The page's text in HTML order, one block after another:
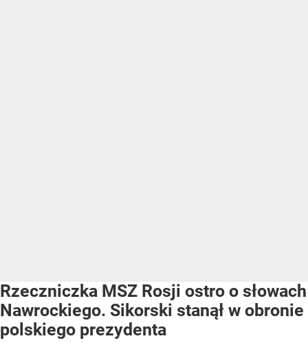
Rzeczniczka MSZ Rosji ostro o słowach
Nawrockiego. Sikorski stanął w obronie
polskiego prezydenta